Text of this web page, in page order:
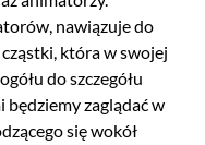
nawiązuje do
która w swojej
do szczegółu
będziemy zaglądać w
się wokół